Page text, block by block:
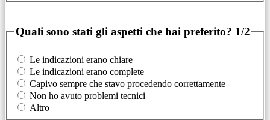
Quali sono stati gli aspetti che hai preferito? 1/2
Le indicazioni erano chiare
Le indicazioni erano complete
Capivo sempre che stavo procedendo correttamente
Non ho avuto problemi tecnici
Altro